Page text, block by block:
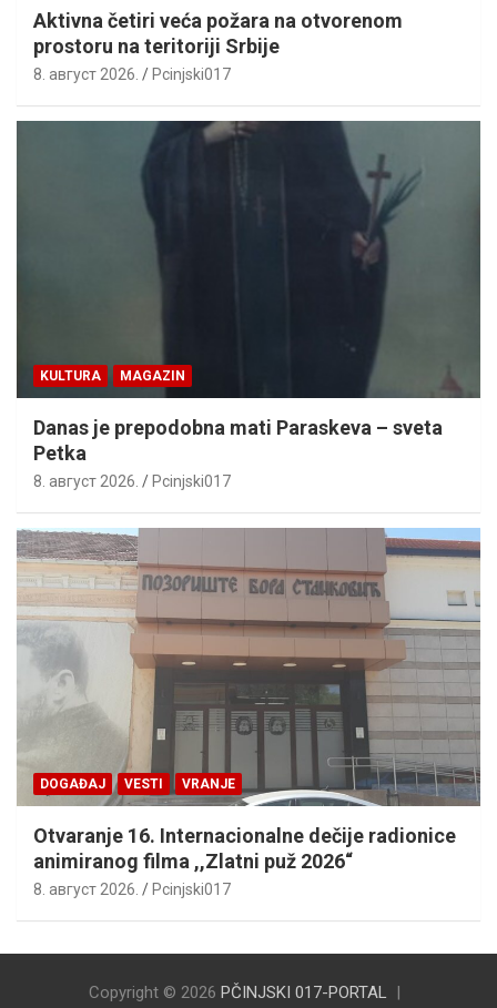
Aktivna četiri veća požara na otvorenom
prostoru na teritoriji Srbije
8. август 2026. Pcinjski017
KULTURA MAGAZIN
Danas je prepodobna mati Paraskeva – sveta
Petka
8. август 2026. Pcinjski017
DOGAĐAJ VESTI VRANJE
Otvaranje 16. Internacionalne dečije radionice
animiranog filma ,,Zlatni puž 2026“
8. август 2026. Pcinjski017
Copyright © 2026 PČINJSKI 017-PORTAL